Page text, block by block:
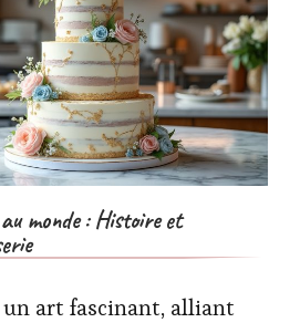
monde : Histoire et
art fascinant, alliant